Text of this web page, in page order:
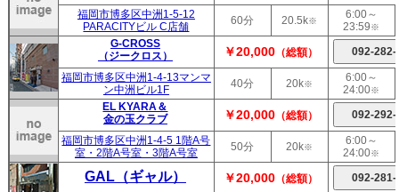
福岡市博多区中洲1-5-12
PARACITYビル C店舗
60分 20.5k※
6:00～
23:59※
G-CROSS
（ジークロス）
￥20,000 （総額）
福岡市博多区中洲1-4-13マンマ
ン中洲ビル1F
40分 20k※
6:00～
24:00※
EL KYARA＆
金の玉クラブ
￥20,000 （総額）
福岡市博多区中洲1-4-5 1階A号
室・2階A号室・3階A号室
50分 20k※
6:00～
24:00※
GAL（ギャル） ￥20,000 （総額）